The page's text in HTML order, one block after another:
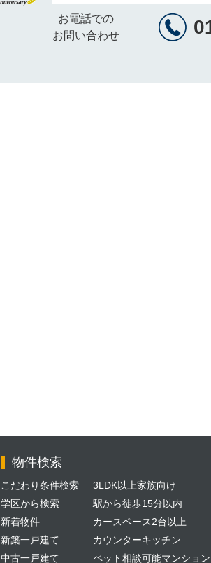
お電話での
お問い合わせ
物件検索
こだわり条件検索
学区から検索
新着物件
新築一戸建て
中古一戸建て
3LDK以上家族向け
駅から徒歩15分以内
カースペース2台以上
カウンターキッチン
ペット相談可能マンション